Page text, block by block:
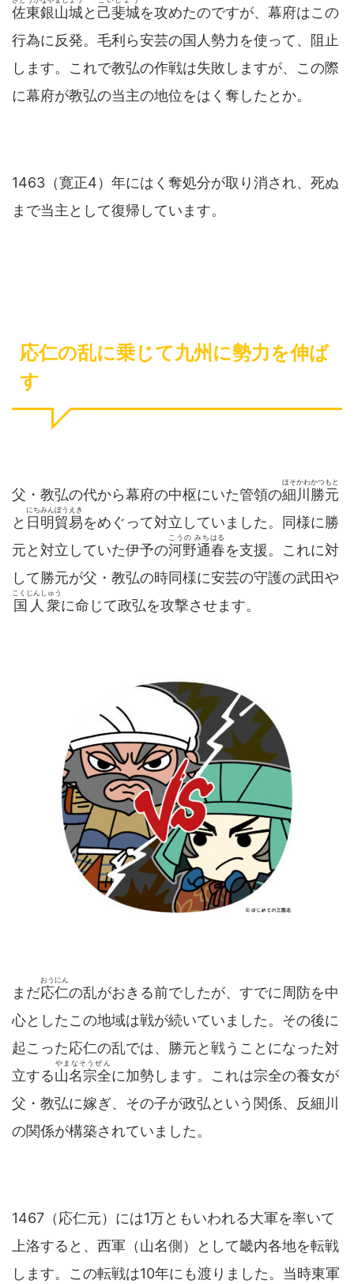
佐東銀山城と 己斐城を攻めたのですが、幕府はこの
行為に反発。毛利ら安芸の国人勢力を使って、阻止
します。これで教弘の作戦は失敗しますが、この際
に幕府が教弘の当主の地位をはく奪したとか。
1463（寛正4）年にはく奪処分が取り消され、死ぬ
まで当主として復帰しています。
応仁の乱に乗じて九州に勢力を伸ば
す
父・教弘の代から幕府の中枢にいた管領の細川勝元
ほそかわかつもと
と 日明貿易
にちみんぼうえき
をめぐって対立していました。同様に勝
元と対立していた伊予の河野通春
こうの みちはる
を支援。これに対
して勝元が父・教弘の時同様に安芸の守護の武田や
国人衆
こくじんしゅう
に命じて政弘を攻撃させます。
まだ応仁
おうにん
の乱がおきる前でしたが、すでに周防を中
心としたこの地域は戦が続いていました。その後に
起こった応仁の乱では、勝元と戦うことになった対
立する山名宗全
やまなそうぜん
に加勢します。これは宗全の養女が
父・教弘に嫁ぎ、その子が政弘という関係、反細川
の関係が構築されていました。
1467（応仁元）には1万ともいわれる大軍を率いて
上洛すると、西軍（山名側）として畿内各地を転戦
します。この転戦は10年にも渡りました。当時東軍